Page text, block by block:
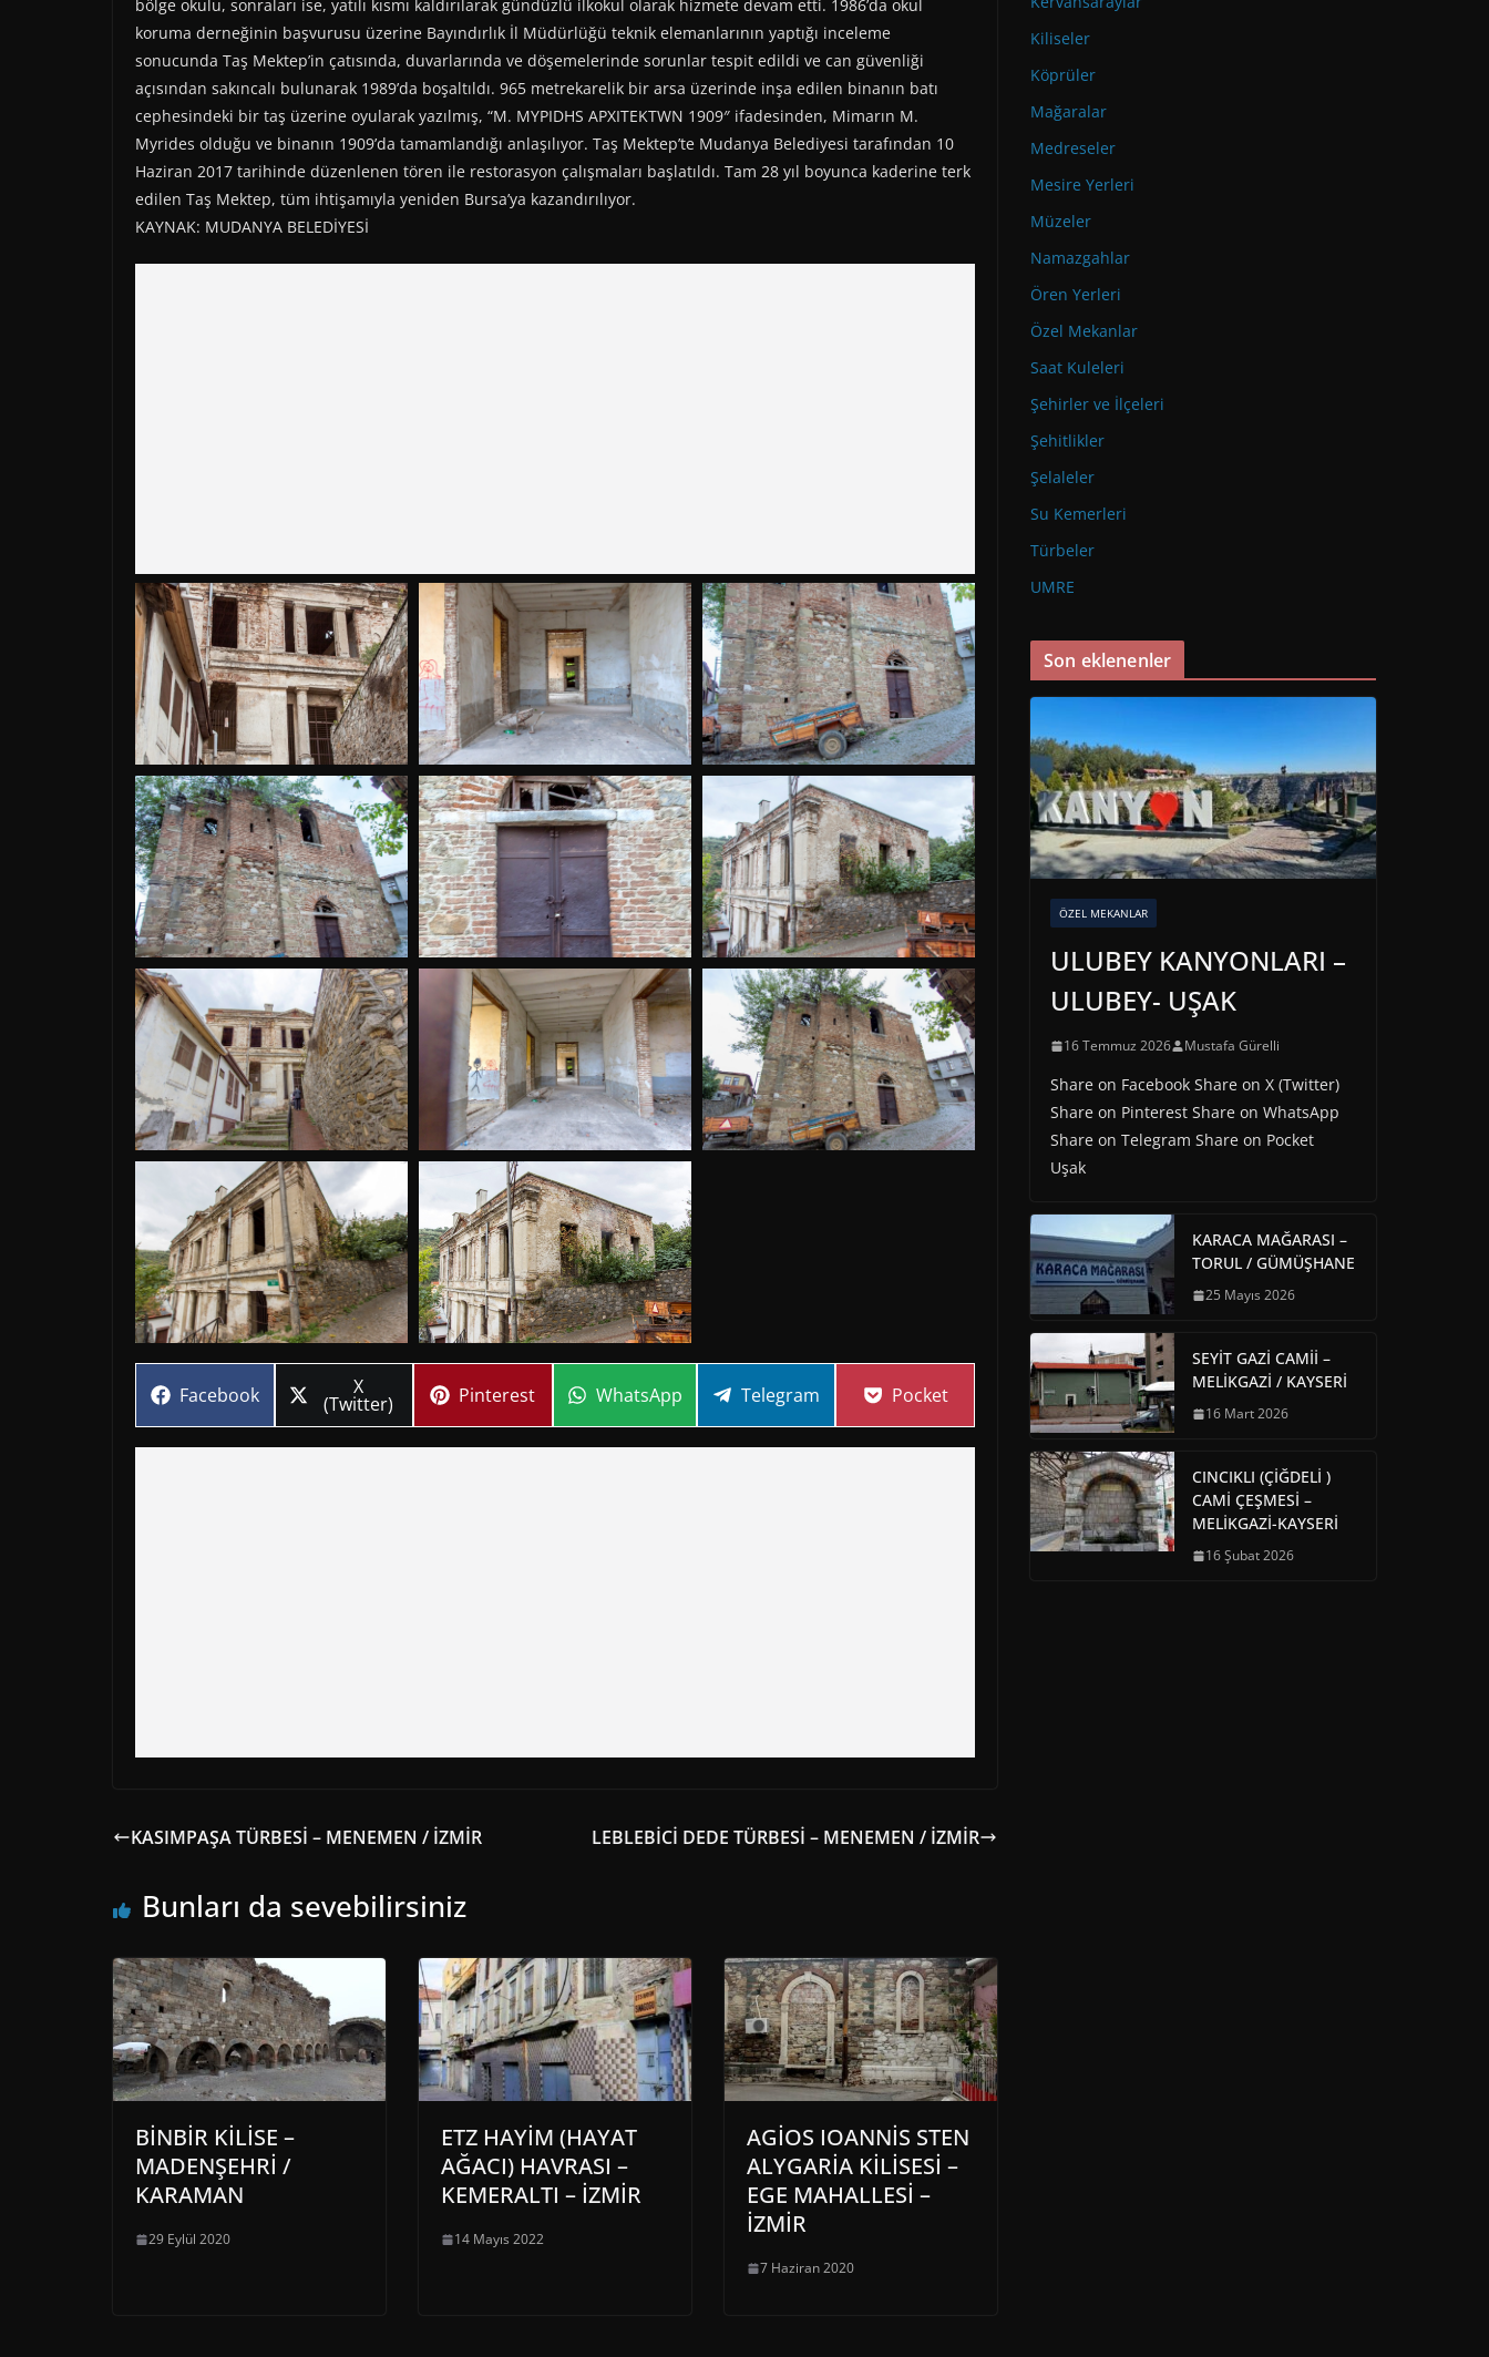
bölge okulu, sonraları ise, yatılı kısmı kaldırılarak gündüzlü ilkokul olarak hizmete devam etti. 1986’da okul
koruma derneğinin başvurusu üzerine Bayındırlık İl Müdürlüğü teknik elemanlarının yaptığı inceleme
sonucunda Taş Mektep’in çatısında, duvarlarında ve döşemelerinde sorunlar tespit edildi ve can güvenliği
açısından sakıncalı bulunarak 1989’da boşaltıldı. 965 metrekarelik bir arsa üzerinde inşa edilen binanın batı
cephesindeki bir taş üzerine oyularak yazılmış, “M. MYPIDHS APXITEKTWN 1909″ ifadesinden, Mimarın M.
Myrides olduğu ve binanın 1909’da tamamlandığı anlaşılıyor. Taş Mektep’te Mudanya Belediyesi tarafından 10
Haziran 2017 tarihinde düzenlenen tören ile restorasyon çalışmaları başlatıldı. Tam 28 yıl boyunca kaderine terk
edilen Taş Mektep, tüm ihtişamıyla yeniden Bursa’ya kazandırılıyor.
KAYNAK: MUDANYA BELEDİYESİ
Share
Facebook Share
on
X
(Twitter) Share
Pinterest Share
WhatsApp Share
Telegram Share
Pocket
KASIMPAŞA TÜRBESİ – MENEMEN / İZMİR LEBLEBİCİ DEDE TÜRBESİ – MENEMEN / İZMİR
Bunları da sevebilirsiniz
BİNBİR KİLİSE –
MADENŞEHRİ /
KARAMAN
29 Eylül 2020
ETZ HAYİM (HAYAT
AĞACI) HAVRASI –
KEMERALTI – İZMİR
14 Mayıs 2022
AGİOS IOANNİS STEN
ALYGARİA KİLİSESİ –
EGE MAHALLESİ –
İZMİR
7 Haziran 2020
Kiliseler
Köprüler
Mağaralar
Medreseler
Mesire Yerleri
Müzeler
Namazgahlar
Ören Yerleri
Özel Mekanlar
Saat Kuleleri
Şehirler ve İlçeleri
Şehitlikler
Şelaleler
Su Kemerleri
Türbeler
UMRE
Son eklenenler
ÖZEL MEKANLAR
ULUBEY KANYONLARI –
ULUBEY- UŞAK
16 Temmuz 2026 Mustafa Gürelli
Share on Facebook Share on X (Twitter)
Share on Pinterest Share on WhatsApp
Share on Telegram Share on Pocket
Uşak
KARACA MAĞARASI –
TORUL / GÜMÜŞHANE
25 Mayıs 2026
SEYİT GAZİ CAMİİ –
MELİKGAZİ / KAYSERİ
16 Mart 2026
CINCIKLI (ÇİĞDELİ )
CAMİ ÇEŞMESİ –
MELİKGAZİ-KAYSERİ
16 Şubat 2026